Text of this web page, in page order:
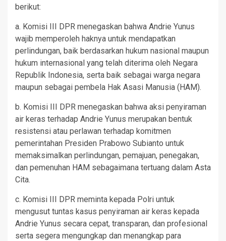
berikut:
a. Komisi III DPR menegaskan bahwa Andrie Yunus
wajib memperoleh haknya untuk mendapatkan
perlindungan, baik berdasarkan hukum nasional maupun
hukum internasional yang telah diterima oleh Negara
Republik Indonesia, serta baik sebagai warga negara
maupun sebagai pembela Hak Asasi Manusia (HAM).
b. Komisi III DPR menegaskan bahwa aksi penyiraman
air keras terhadap Andrie Yunus merupakan bentuk
resistensi atau perlawan terhadap komitmen
pemerintahan Presiden Prabowo Subianto untuk
memaksimalkan perlindungan, pemajuan, penegakan,
dan pemenuhan HAM sebagaimana tertuang dalam Asta
Cita.
c. Komisi III DPR meminta kepada Polri untuk
mengusut tuntas kasus penyiraman air keras kepada
Andrie Yunus secara cepat, transparan, dan profesional
serta segera mengungkap dan menangkap para